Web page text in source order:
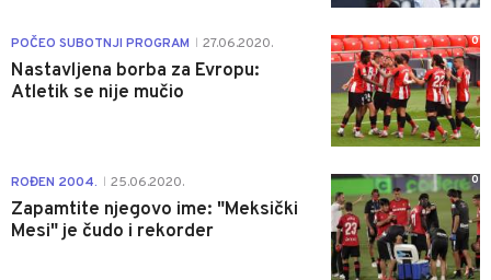
POČEO SUBOTNJI PROGRAM 27.06.2020.
Nastavljena borba za Evropu:
Atletik se nije mučio
0
ROĐEN 2004. 25.06.2020.
Zapamtite njegovo ime: "Meksički
Mesi" je čudo i rekorder
0